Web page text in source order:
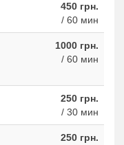
450 грн.
/ 60 мин
1000 грн.
/ 60 мин
250 грн.
/ 30 мин
250 грн.